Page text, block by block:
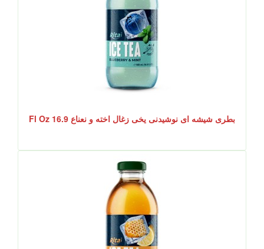
بطری شیشه ای نوشیدنی یخی زغال اخته و نعناع 16.9 Fl Oz